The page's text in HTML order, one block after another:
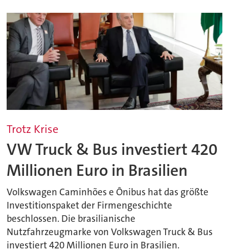
Trotz Krise
VW Truck & Bus investiert 420
Millionen Euro in Brasilien
Volkswagen Caminhões e Ônibus hat das größte
Investitionspaket der Firmengeschichte
beschlossen. Die brasilianische
Nutzfahrzeugmarke von Volkswagen Truck & Bus
investiert 420 Millionen Euro in Brasilien.